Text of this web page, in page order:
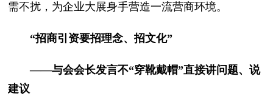
需不扰，为企业大展身手营造一流营商环境。
“招商引资要招理念、招文化”
——与会会长发言不“穿靴戴帽”直接讲问题、说
建议